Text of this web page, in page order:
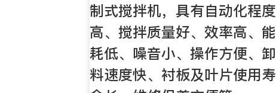
制式搅拌机，具有自动化程度
高、搅拌质量好、效率高、能
耗低、噪音小、操作方便、卸
料速度快、衬板及叶片使用寿